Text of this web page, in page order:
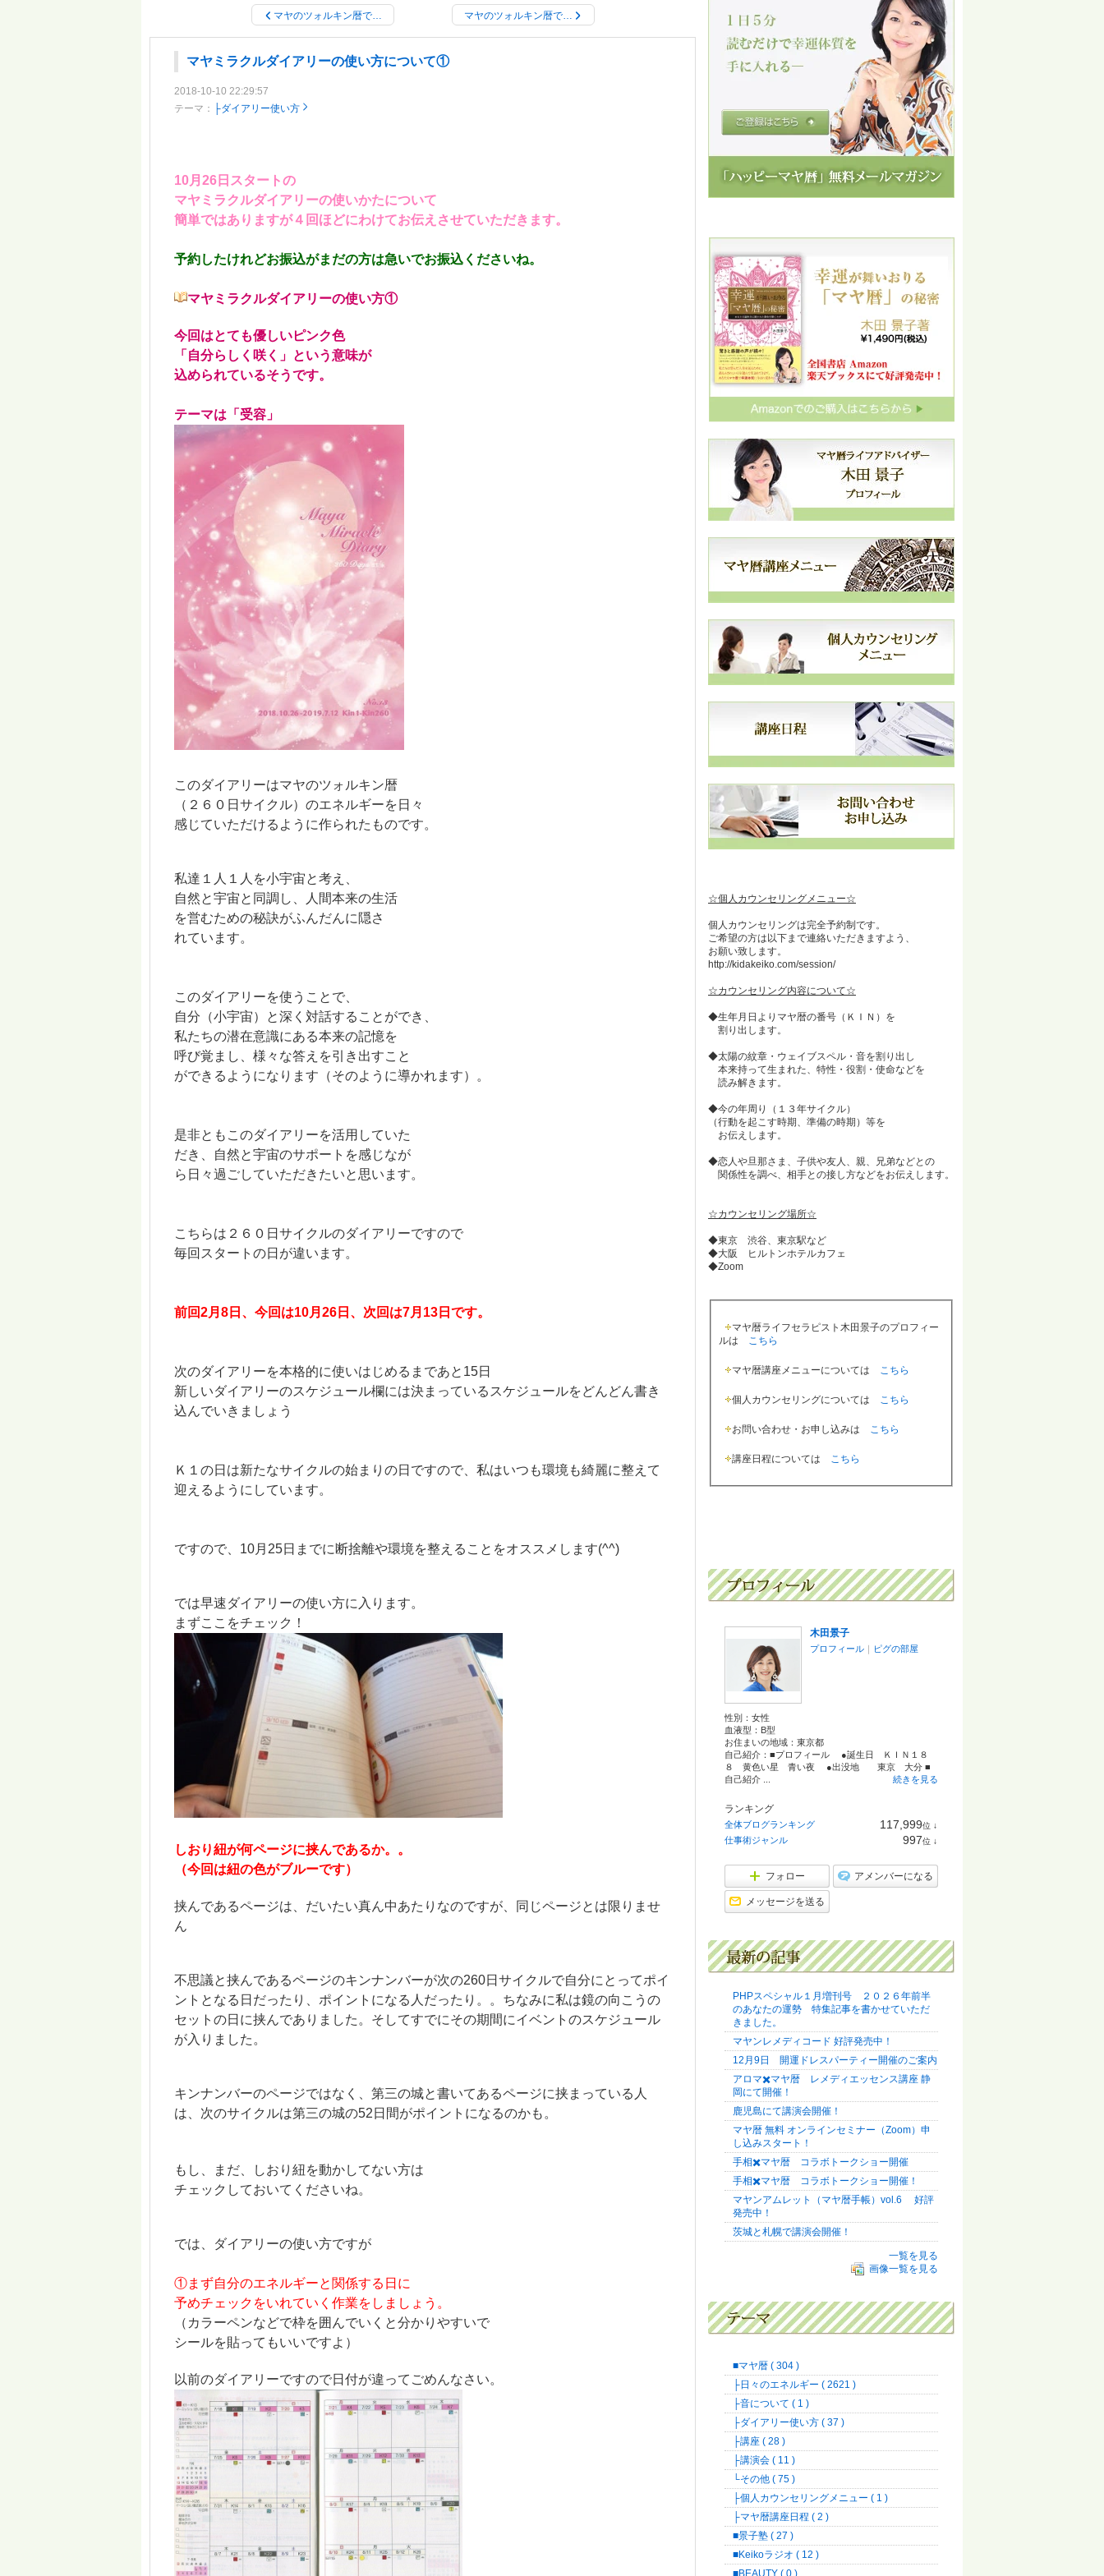
マヤのツォルキン暦で… マヤのツォルキン暦で…
マヤミラクルダイアリーの使い方について①
2018-10-10 22:29:57
テーマ：
├ダイアリー使い方
10月26日スタートの
マヤミラクルダイアリーの使いかたについて
簡単ではありますが４回ほどにわけてお伝えさせていただきます。
予約したけれどお振込がまだの方は急いでお振込くださいね。
マヤミラクルダイアリーの使い方①
今回はとても優しいピンク色
「自分らしく咲く」という意味が
込められているそうです。
テーマは「受容」
このダイアリーはマヤのツォルキン暦
（２６０日サイクル）のエネルギーを日々
感じていただけるように作られたものです。
私達１人１人を小宇宙と考え、
自然と宇宙と同調し、人間本来の生活
を営むための秘訣がふんだんに隠さ
れています。
このダイアリーを使うことで、
自分（小宇宙）と深く対話することができ、
私たちの潜在意識にある本来の記憶を
呼び覚まし、様々な答えを引き出すこと
ができるようになります（そのように導かれます）。
是非ともこのダイアリーを活用していた
だき、
自然と宇宙のサポートを感じなが
ら日々過ごしていただきたいと思います。
こちらは２６０日サイクルのダイアリーですので
毎回スタートの日が違います。
前回2月8日、今回は10月26日、次回は7月13日です。
次のダイアリーを本格的に使いはじめるまであと15日
新しいダイアリーのスケジュール欄には決まっているスケジュールをどんどん書き
込んでいきましょう
Ｋ１の日は新たなサイクルの始まりの日ですので、私はいつも環境も綺麗に整えて
迎えるようにしています。
ですので、10月25日までに断捨離や環境を整えることをオススメします(^^)
では早速ダイアリーの使い方に入ります。
まずここをチェック！
しおり紐が何ページに挟んであるか。。
（今回は紐の色がブルーです）
挟んであるページは、だいたい真ん中あたりなのですが、同じページとは限りませ
ん
不思議と挟んであるページのキンナンバーが次の260日サイクルで自分にとってポイ
ントとなる日だったり、ポイントになる人だったり。。ちなみに私は鏡の向こうの
セットの日に挟んでありました。そしてすでにその期間にイベントのスケジュール
が入りました。
キンナンバーのページではなく、第三の城と書いてあるページに挟まっている人
は、次のサイクルは第三の城の52日間がポイントになるのかも。
もし、まだ、しおり紐を動かしてない方は
チェックしておいてくださいね。
では、ダイアリーの使い方ですが
①まず自分のエネルギーと関係する日に
予めチェックをいれていく作業をしましょう。
（カラーペンなどで枠を囲んでいくと分かりやすいで
シールを貼ってもいいですよ）
以前のダイアリーですので日付が違ってごめんなさい。
☆個人カウンセリングメニュー☆
個人カウンセリングは完全予約制です。
ご希望の方は以下まで連絡いただきますよう、
お願い致します。
http://kidakeiko.com/session/
☆カウンセリング内容について☆
◆生年月日よりマヤ暦の番号（ＫＩＮ）を
割り出します。
◆太陽の紋章・ウェイブスペル・音を割り出し
本来持って生まれた、特性・役割・使命などを
読み解きます。
◆今の年周り（１３年サイクル）
（行動を起こす時期、準備の時期）等を
お伝えします。
◆恋人や旦那さま、子供や友人、親、兄弟などとの
関係性を調べ、相手との接し方などをお伝えします。
☆カウンセリング場所☆
◆東京 渋谷、東京駅など
◆大阪 ヒルトンホテルカフェ
◆Zoom
マヤ暦ライフセラピスト木田景子のプロフィー
ルは こちら
マヤ暦講座メニューについては こちら
個人カウンセリングについては こちら
お問い合わせ・お申し込みは こちら
講座日程については こちら
木田景子
プロフィール ｜ ピグの部屋
性別： 女性
血液型： B型
お住まいの地域： 東京都
自己紹介：■プロフィール ●誕生日 ＫＩＮ１８
８ 黄色い星 青い夜 ●出没地 東京 大分 ■
自己紹介 ...
続きを見る
ランキング
全体ブログランキング 117,999位 ↓
ン
仕事術ジャンル 997位 ↓
フォロー アメンバーになる
メッセージを送る
PHPスペシャル１月増刊号 ２０２６年前半
のあなたの運勢 特集記事を書かせていただ
きました。
マヤンレメディコード 好評発売中！
12月9日 開運ドレスパーティー開催のご案内
アロマ✖️マヤ暦 レメディエッセンス講座 静
岡にて開催！
鹿児島にて講演会開催！
マヤ暦 無料 オンラインセミナー（Zoom）申
し込みスタート！
手相✖️マヤ暦 コラボトークショー開催
手相✖️マヤ暦 コラボトークショー開催！
マヤンアムレット（マヤ暦手帳）vol.6 好評
発売中！
茨城と札幌で講演会開催！
一覧を見る
画像一覧を見る
■マヤ暦 ( 304 )
├日々のエネルギー ( 2621 )
├音について ( 1 )
├ダイアリー使い方 ( 37 )
├講座 ( 28 )
├講演会 ( 11 )
└その他 ( 75 )
├個人カウンセリングメニュー ( 1 )
├マヤ暦講座日程 ( 2 )
■景子塾 ( 27 )
■Keikoラジオ ( 12 )
■BEAUTY ( 0 )